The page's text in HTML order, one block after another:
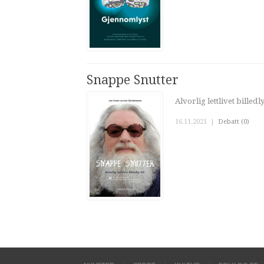
Snappe Snutter
Alvorlig lettlivet
16.11.2021 | Debatt (0)